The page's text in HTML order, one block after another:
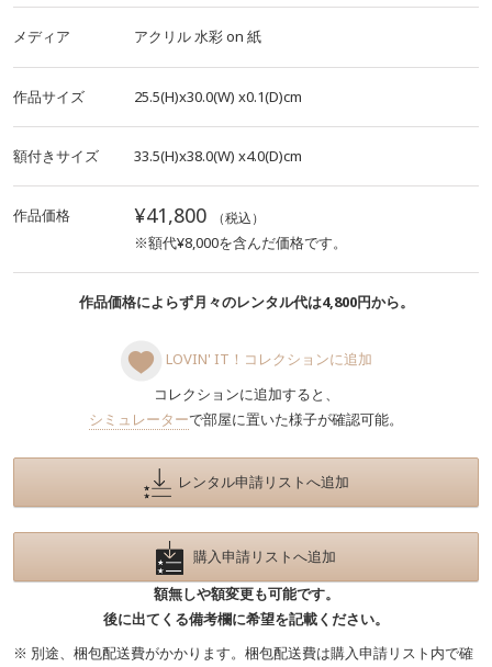
メディア アクリル水彩on 紙
作品サイズ 25.5(H)x30.0(W) x0.1(D)cm
額付きサイズ 33.5(H)x38.0(W) x4.0(D)cm
作品価格 ¥41,800 （税込）
※額代¥8,000を含んだ価格です。
作品価格によらず月々のレンタル代は4,800円から。
LOVIN' IT！コレクションに追加
コレクションに追加すると、
シミュレーターで部屋に置いた様子が確認可能。
レンタル申請リストへ追加
購入申請リストへ追加
額無しや額変更も可能です。
後に出てくる備考欄に希望を記載ください。
※ 別途、梱包配送費がかかります。梱包配送費は購入申請リスト内で確